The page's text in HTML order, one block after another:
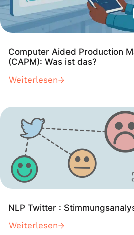
Computer Aided Production
(CAPM): Was ist das?
Weiterlesen
NLP Twitter :
Weiterlesen